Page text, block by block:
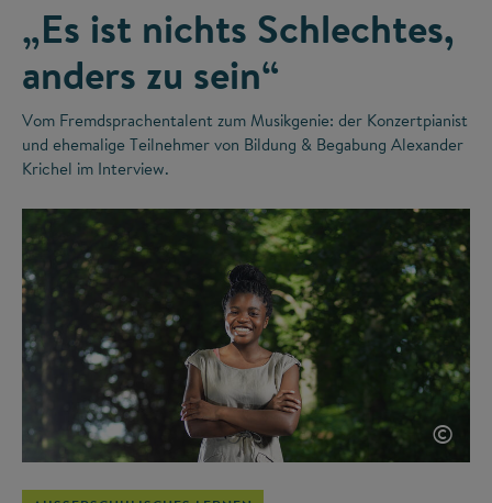
„Es ist nichts Schlechtes,
anders zu sein“
Vom Fremdsprachentalent zum Musikgenie: der Konzertpianist
und ehemalige Teilnehmer von Bildung & Begabung Alexander
Krichel im Interview.
©